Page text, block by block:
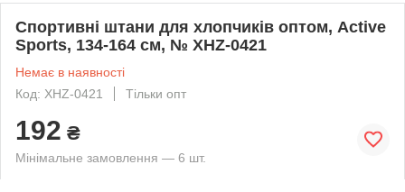
Спортивні штани для хлопчиків оптом, Active
Sports, 134-164 см, № XHZ-0421
Немає в наявності
Код: XHZ-0421
Тільки опт
192 ₴
Мінімальне замовлення — 6 шт.